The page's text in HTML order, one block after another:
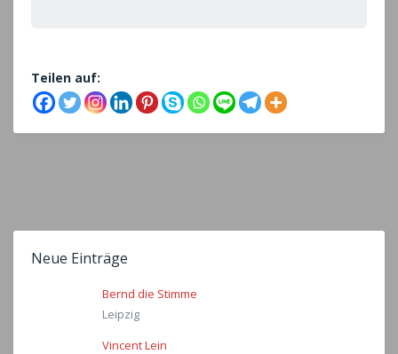
Teilen auf:
Neue Einträge
Bernd die Stimme
Leipzig
Vincent Lein